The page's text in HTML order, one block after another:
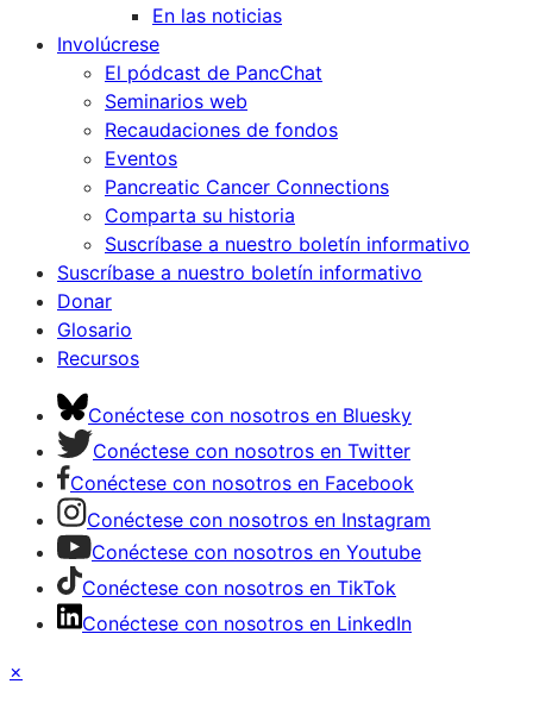
En las noticias
Involúcrese
El pódcast de PancChat
Seminarios web
Recaudaciones de fondos
Eventos
Pancreatic Cancer Connections
Comparta su historia
Suscríbase a nuestro boletín informativo
Suscríbase a nuestro boletín informativo
Donar
Glosario
Recursos
Conéctese con nosotros en Bluesky
Conéctese con nosotros en Twitter
Conéctese con nosotros en Facebook
Conéctese con nosotros en Instagram
Conéctese con nosotros en Youtube
Conéctese con nosotros en TikTok
Conéctese con nosotros en LinkedIn
×